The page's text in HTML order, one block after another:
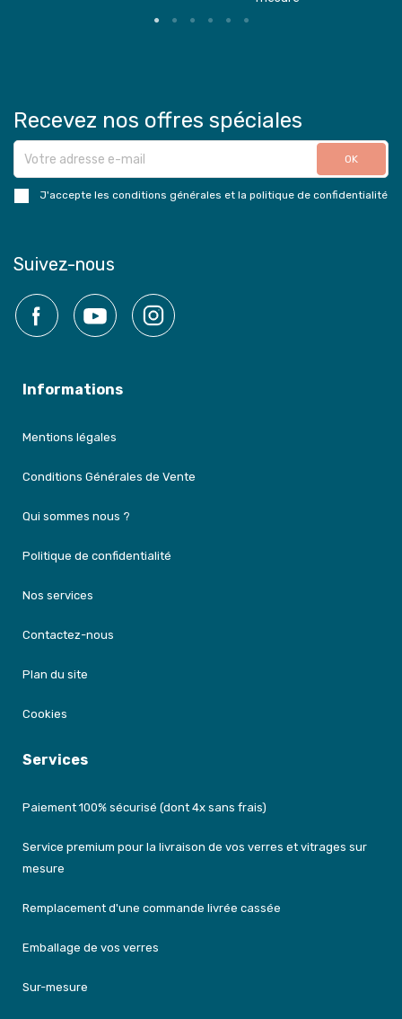
Recevez nos offres spéciales
J'accepte les conditions générales et la politique de confidentialité
Suivez-nous
Facebook YouTube
Informations
Mentions légales
Conditions Générales de Vente
Qui sommes nous ?
Politique de confidentialité
Nos services
Contactez-nous
Plan du site
Cookies
Services
Paiement 100% sécurisé (dont 4x sans frais)
Service premium pour la livraison de vos verres et vitrages sur
mesure
Remplacement d'une commande livrée cassée
Emballage de vos verres
Sur-mesure